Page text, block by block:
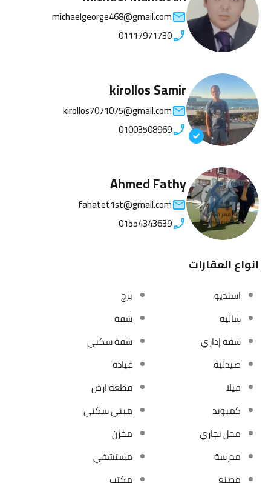
michaelgeorge468@gmail.com
01117971730
kirollos Samir
kirollos7071075@gmail.com
01003508969
Ahmed Fathy
fahatet1st@gmail.com
01554343639
انواع العقارات
استديو
برج
شاليه
شقة
شقة إداري
شقة سكني
صيدلية
عيادة
فيلا
قطعة ارض
كمبوند
مبني سكني
محل تجاري
مخزن
مدرسة
مستشفي